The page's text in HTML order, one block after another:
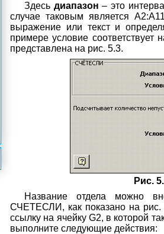
Здесь диапазон – это
случае таковым является
выражение или текст и
примере условие
представлена на рис. 5.3.
Рис.
Название отдела можно
СЧЕТЕСЛИ, как показано на рис.
ссылку на ячейку G2, в которой
выполните следующие действия: